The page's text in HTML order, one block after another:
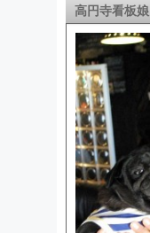
高円寺看板娘